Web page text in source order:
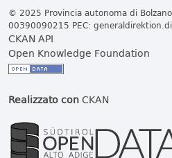
© 2025 Provincia autonoma di
00390090215 PEC:
CKAN API
Open Knowledge Foundation
Realizzato conCKAN